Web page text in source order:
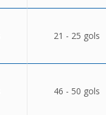
21 - 25 gols
46 - 50 gols